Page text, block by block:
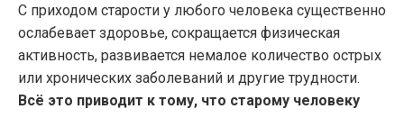
С приходом старости у любого человека существенно
ослабевает здоровье, сокращается физическая
активность, развивается немалое количество острых
или хронических заболеваний и другие трудности.
Всё это приводит к тому, что старому человеку